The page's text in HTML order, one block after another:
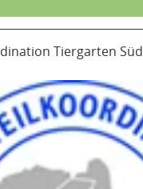
Tiergarten Süd